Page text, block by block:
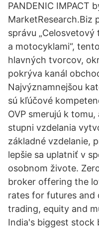
PANDENIC IMPACT
MarketResearch.Biz
správu
a motocyklami“,
hlavných tvorcov,
pokrýva kanál
Najvýznamnejšou
sú kľúčové
OVP smerujú k
stupni vzdelania
základné vzdelanie,
lepšie sa uplatniť v
osobnom živote.
broker offering the
rates for futures
trading, equity and
India's biggest